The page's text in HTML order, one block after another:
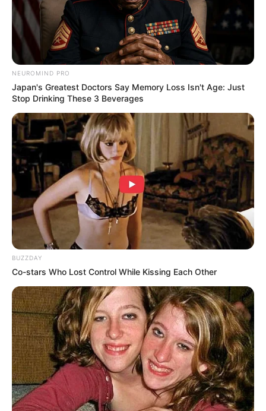
17 Rare Churches Underground That Still Exist
BRAINBERRIES
แนะนำ
ดูดวง
ดูเพิ่มเติม
ดูดวง
เว็บไซต์นี้ใช้คุกกี้
เพื่อการนำเสนอเนื้อหาที่ดี รวมถึงการจัดการข้อมูลส่วนบุคคล เพื่อให้คุณได้รับ
ประสบการณ์ที่ดีบนบริการของเว็บไซต์เรา หากคุณใช้บริการเว็บไซต์นี้ต่อไปโดย
ไม่มีการปรับตั้งค่าใดๆนั้น แสดงว่าคุณยอมรับนโยบายคุกกี้และนโยบายส่วน
บุคคลของเรา
ยอมรับ เรียนรู้เพิ่มเติม
NEUROMIND PRO
Japan's Greatest Doctors Say Memory Loss Isn't Age: Just
Stop Drinking These 3 Beverages
BUZZDAY
Co-stars Who Lost Control While Kissing Each Other